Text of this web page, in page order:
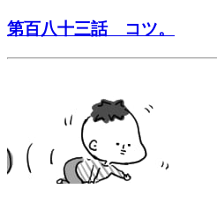
第百八十三話 コツ。